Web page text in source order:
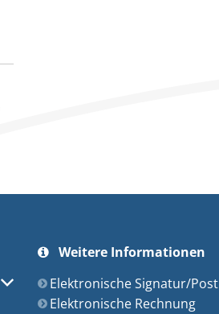
auszublenden
Weitere Informationen
Elektronische Signatur/Post
Elektronische Rechnung